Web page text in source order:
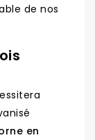
de nos
en